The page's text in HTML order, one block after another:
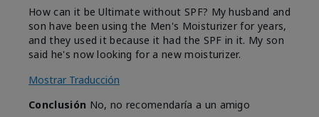
How can it be Ultimate without SPF? My husband and
son have been using the Men's Moisturizer for years,
and they used it because it had the SPF in it. My son
said he's now looking for a new moisturizer.
Mostrar Traducción
Conclusión No, no recomendaría a un amigo